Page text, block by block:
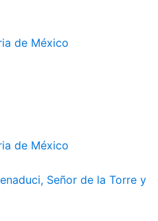
de México
de México
Señor de la Torre y